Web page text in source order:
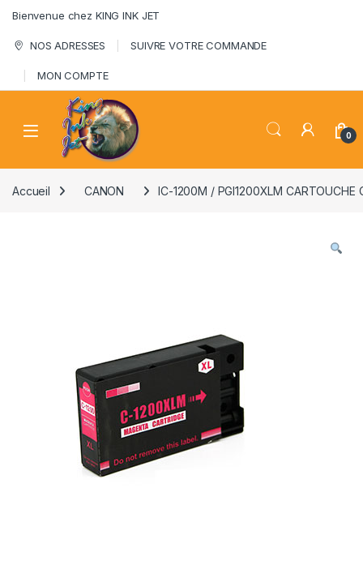
Bienvenue chez KING INK JET
NOS ADRESSES SUIVRE VOTRE COMMANDE
MON COMPTE
0
Accueil CANON IC-1200M / PGI1200XLM CARTOUCHE